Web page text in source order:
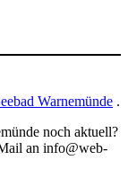
Warnemünde .
noch aktuell?
an info@web-